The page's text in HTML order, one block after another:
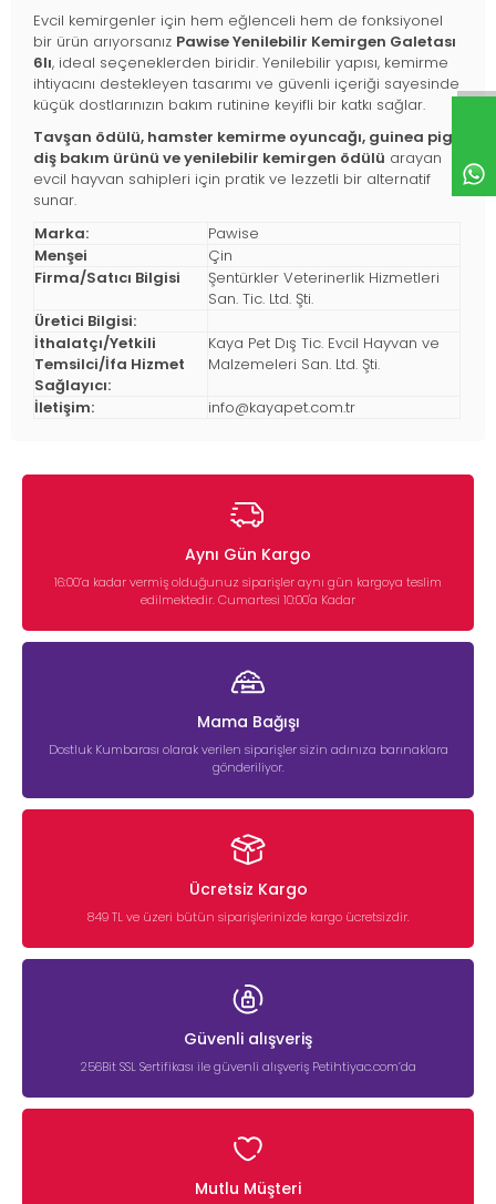
Evcil kemirgenler için hem eğlenceli hem de fonksiyonel
bir ürün arıyorsanız Pawise Yenilebilir Kemirgen Galetası
6lı, ideal seçeneklerden biridir. Yenilebilir yapısı, kemirme
ihtiyacını destekleyen tasarımı ve güvenli içeriği sayesinde
küçük dostlarınızın bakım rutinine keyifli bir katkı sağlar.
Tavşan ödülü, hamster kemirme oyuncağı, guinea pig
diş bakım ürünü ve yenilebilir kemirgen ödülü arayan
evcil hayvan sahipleri için pratik ve lezzetli bir alternatif
sunar.
Marka:
Pawise
Menşei
Çin
Firma/Satıcı Bilgisi
Şentürkler Veterinerlik Hizmetleri
San. Tic. Ltd. Şti.
Üretici Bilgisi:
İthalatçı/Yetkili
Temsilci/İfa Hizmet
Sağlayıcı:
Kaya Pet Dış Tic. Evcil Hayvan ve
Malzemeleri San. Ltd. Şti.
İletişim: info@kayapet.com.tr
Aynı Gün Kargo
16:00’a kadar vermiş olduğunuz siparişler aynı gün kargoya teslim
edilmektedir. Cumartesi 10:00'a Kadar
Mama Bağışı
Dostluk Kumbarası olarak verilen siparişler sizin adınıza barınaklara
gönderiliyor.
Ücretsiz Kargo
849 TL ve üzeri bütün siparişlerinizde kargo ücretsizdir.
Güvenli alışveriş
256Bit SSL Sertifikası ile güvenli alışveriş Petihtiyac.com’da
Mutlu Müşteri